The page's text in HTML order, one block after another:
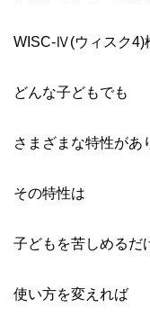
WISC-Ⅳ(ウィスク4)
どんな子どもでも
さまざまな特性があ
その特性は
子どもを苦しめるだ
使い方を変えれば